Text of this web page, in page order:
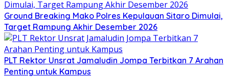
Ground Breaking Mako Polres Kepulauan Sitaro Dimulai,
Target Rampung Akhir Desember 2026
​PLT Rektor Unsrat Jamaludin Jompa Terbitkan 7 Arahan
Penting untuk Kampus